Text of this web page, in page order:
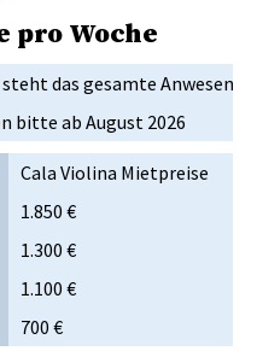
pro Woche
das gesamte Anwesen
bitte ab August 2026
Cala Violina Mietpreise
1.850 €
1.300 €
1.100 €
700 €